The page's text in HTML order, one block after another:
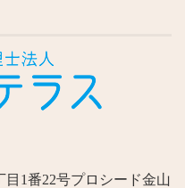
目1番22号プロシード金山